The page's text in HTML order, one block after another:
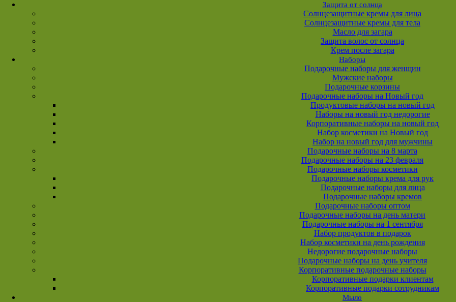
Защита от солнца
Солнцезащитные кремы для лица
Солнцезащитные кремы для тела
Масло для загара
Защита волос от солнца
Крем после загара
Наборы
Подарочные наборы для женщин
Мужские наборы
Подарочные корзины
Подарочные наборы на Новый год
Продуктовые наборы на новый год
Наборы на новый год недорогие
Корпоративные наборы на новый год
Набор косметики на Новый год
Набор на новый год для мужчины
Подарочные наборы на 8 марта
Подарочные наборы на 23 февраля
Подарочные наборы косметики
Подарочные наборы крема для рук
Подарочные наборы для лица
Подарочные наборы кремов
Подарочные наборы оптом
Подарочные наборы на день матери
Подарочные наборы на 1 сентября
Набор продуктов в подарок
Набор косметики на день рождения
Недорогие подарочные наборы
Подарочные наборы на день учителя
Корпоративные подарочные наборы
Корпоративные подарки клиентам
Корпоративные подарки сотрудникам
Мыло